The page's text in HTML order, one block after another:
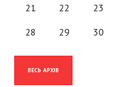
21 22 23
28 29 30
ВЕСЬ АРХІВ